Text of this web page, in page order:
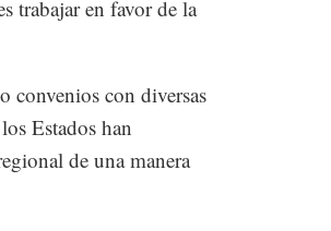
trabajar en favor de la
convenios con diversas
Estados han
de una manera